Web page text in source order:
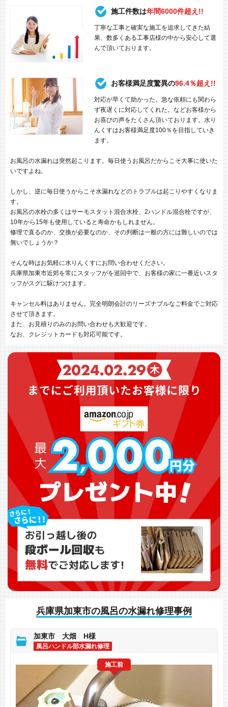
施工件数は年間6000件超え!!
丁寧な工事と確実な施工を追求してきた結
果、数多くある工事店様の中から安心して選
んで頂いております。
お客様満足度驚異の96.4％超え!!
対応が早くて助かった。急な依頼にも関わら
ず夜遅くに対応してくれた。などお客様から
お喜びの声をたくさん頂いております。水り
んくすはお客様満足度100％を目指していき
ます。
お風呂の水漏れは突然起こります。毎日使うお風呂だからこそ大事に使いた
いですよね。
しかし、逆に毎日使うからこそ水漏れなどのトラブルは起こりやすくなりま
す。
お風呂の水栓の多くはサーモスタット混合水栓、2ハンドル混合栓ですが、
10年から15年も使用していると寿命かもしれません。
修理で直るのか、交換が必要なのか、その判断は一般の方には難しいのでは
無いでしょうか？
そんな時はお気軽に水りんくすにお問い合わせください。
兵庫県加東市近郊を常にスタッフがを巡回中で、お客様の家に一番近いスタ
ッフがスグに駆けつけます。
キャンセル料はありません。完全明朗会計のリーズナブルなご料金でご対応
させて頂きます。
また、お見積りのみのお問い合わせも大歓迎です。
なお、クレジットカードも対応可能です。
兵庫県加東市の風呂の水漏れ修理事例
加東市 大畑 H様
風呂ハンドル部水漏れ修理
施工前